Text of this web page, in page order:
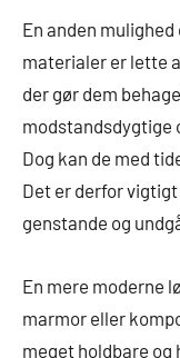
En anden
materialer er lette
der gør dem
modstandsdygtige
Dog kan de med
Det er derfor
genstande og
En mere moderne
marmor eller
meget holdbare og